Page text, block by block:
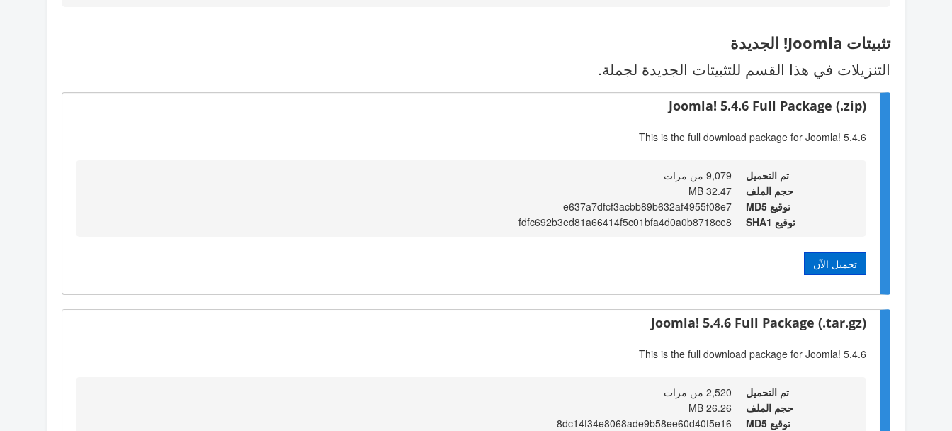
تثبيتات Joomla! الجديدة
التنزيلات في هذا القسم للتثبيتات الجديدة لجملة.
Joomla! 5.4.6 Full Package (.zip)
This is the full download package for Joomla! 5.4.6
تم التحميل
9,079 من مرات
حجم الملف
32.47 MB
توقيع MD5
e637a7dfcf3acbb89b632af4955f08e7
توقيع SHA1
fdfc692b3ed81a66414f5c01bfa4d0a0b8718ce8
تحميل الآن
Joomla! 5.4.6 Full Package (.tar.gz)
This is the full download package for Joomla! 5.4.6
تم التحميل
2,520 من مرات
حجم الملف
26.26 MB
توقيع MD5
8dc14f34e8068ade9b58ee60d40f5e16